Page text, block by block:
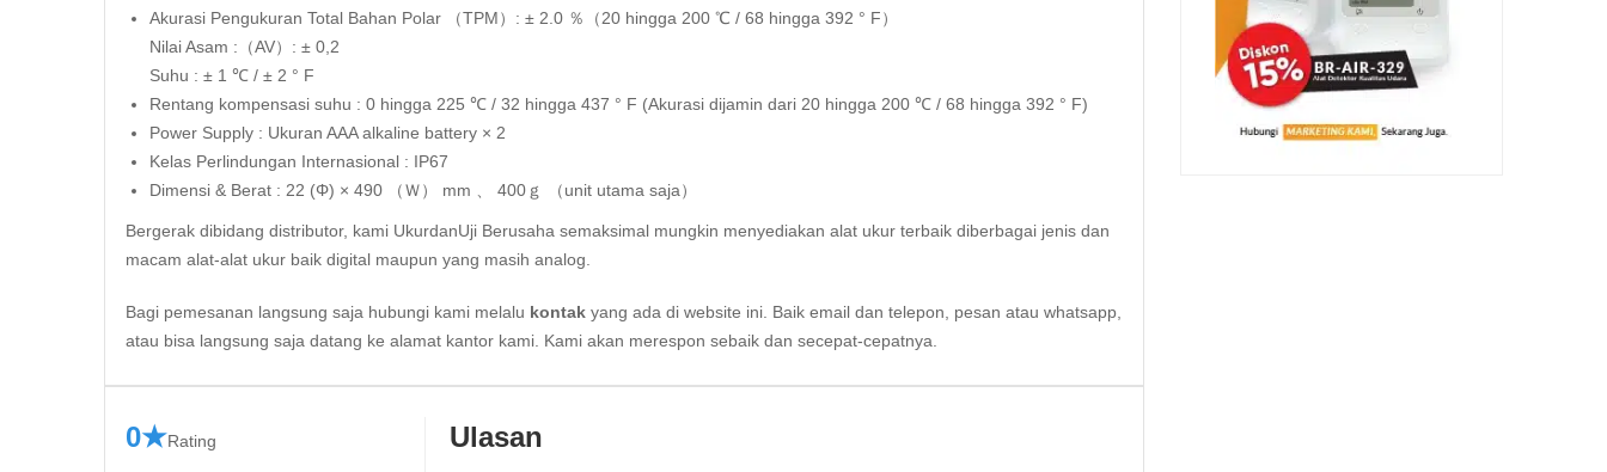
Akurasi Pengukuran Total Bahan Polar （TPM）: ± 2.0 ％（20 hingga 200 ℃ / 68 hingga 392 ° F）
Nilai Asam :（AV）: ± 0,2
Suhu : ± 1 ℃ / ± 2 ° F
Rentang kompensasi suhu : 0 hingga 225 ℃ / 32 hingga 437 ° F (Akurasi dijamin dari 20 hingga 200 ℃ / 68 hingga 392 ° F)
Power Supply : Ukuran AAA alkaline battery × 2
Kelas Perlindungan Internasional : IP67
Dimensi & Berat : 22 (Φ) × 490 （Ｗ） mm 、 400ｇ （unit utama saja）
Bergerak dibidang distributor, kami UkurdanUji Berusaha semaksimal mungkin menyediakan alat ukur terbaik diberbagai jenis dan
macam alat-alat ukur baik digital maupun yang masih analog.
Bagi pemesanan langsung saja hubungi kami melalu kontak yang ada di website ini. Baik email dan telepon, pesan atau whatsapp,
atau bisa langsung saja datang ke alamat kantor kami. Kami akan merespon sebaik dan secepat-cepatnya.
0★Rating Ulasan